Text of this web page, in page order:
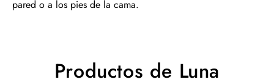
pared o a los pies de la cama.
Productos de Luna